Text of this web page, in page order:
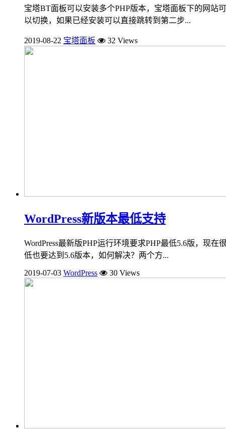
宝塔BT面板可以安装多个PHP版本，宝塔面板下的网站
以切换，如果已经安装可以直接跳转到第二步...
2019-08-22 宝塔面板 32 Views
WordPress新版本最低支持
WordPress最新版PHP运行环境要求PHP最低5.6版，现在
低也要达到5.6版本，如何解决？两个方...
2019-07-03 WordPress 30 Views